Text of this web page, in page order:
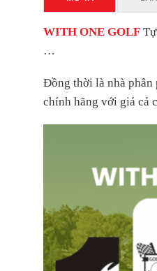
WITH ONE GOLF
…
Đồng thời là nhà phân
chính hãng với giá cả